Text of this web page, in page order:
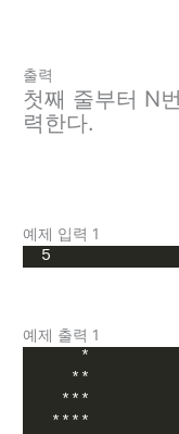
출력
첫째 줄부터 N
력한다.
예제 입력 1
5
예제 출력 1
    *
   **
  ***
****